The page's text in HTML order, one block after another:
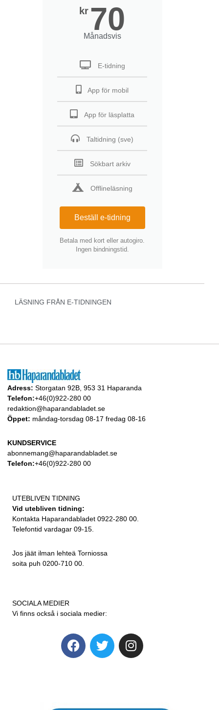
kr 70
Månadsvis
E-tidning
App för mobil
App för läsplatta
Taltidning (sve)
Sökbart arkiv
Offlineläsning
Beställ e-tidning
Betala med kort eller autogiro.
Ingen bindningstid.
LÄSNING FRÅN E-TIDNINGEN
Adress: Storgatan 92B, 953 31 Haparanda
Telefon:+46(0)922-280 00
redaktion@haparandabladet.se
Öppet: måndag-torsdag 08-17 fredag 08-16
KUNDSERVICE
abonnemang@haparandabladet.se
Telefon:+46(0)922-280 00
UTEBLIVEN TIDNING
Vid utebliven tidning:
Kontakta Haparandabladet 0922-280 00.
Telefontid vardagar 09-15.
Jos jäät ilman lehteä Torniossa
soita puh 0200-710 00.
SOCIALA MEDIER
Vi finns också i sociala medier: